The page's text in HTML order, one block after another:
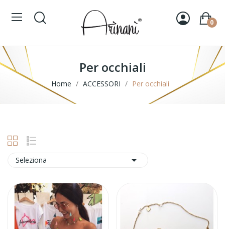
0
Per occhiali
Home ACCESSORI Per occhiali
Seleziona 